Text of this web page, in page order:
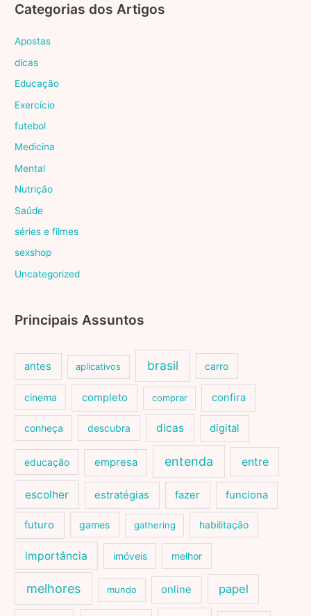
Categorias dos Artigos
Apostas
dicas
Educação
Exercício
futebol
Medicina
Mental
Nutrição
Saúde
séries e filmes
sexshop
Uncategorized
Principais Assuntos
antes aplicativos brasil carro
cinema completo comprar confira
conheça descubra dicas digital
educação empresa entenda entre
escolher estratégias fazer funciona
futuro games gathering habilitação
importância imóveis melhor
melhores mundo online papel